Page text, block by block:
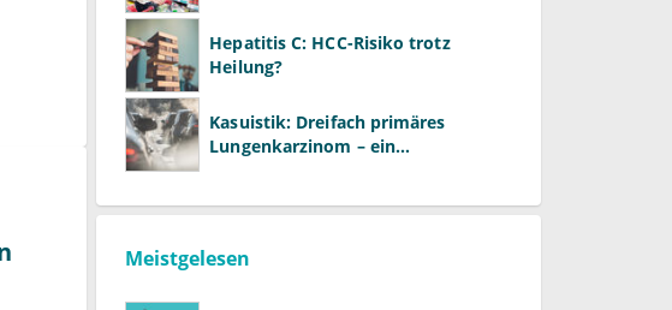
Hepatitis C: HCC-Risiko trotz
Heilung?
Kasuistik: Dreifach primäres
Lungenkarzinom – ein
Meistgelesen